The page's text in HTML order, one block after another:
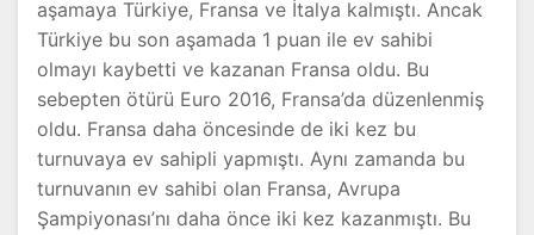
aşamaya Türkiye, Fransa ve İtalya kalmıştı. Ancak
Türkiye bu son aşamada 1 puan ile ev sahibi
olmayı kaybetti ve kazanan Fransa oldu. Bu
sebepten ötürü Euro 2016, Fransa’da düzenlenmiş
oldu. Fransa daha öncesinde de iki kez bu
turnuvaya ev sahipli yapmıştı. Aynı zamanda bu
turnuvanın ev sahibi olan Fransa, Avrupa
Şampiyonası’nı daha önce iki kez kazanmıştı. Bu